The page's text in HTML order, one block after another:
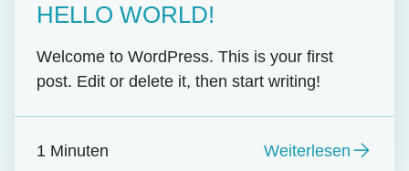
HELLO WORLD!
Welcome to WordPress. This is your first
post. Edit or delete it, then start writing!
1 Minuten Weiterlesen